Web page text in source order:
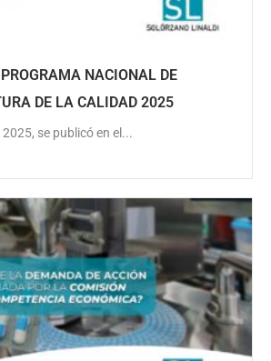
NACIONAL DE
DE LA CALIDAD 2025
se publicó en el...